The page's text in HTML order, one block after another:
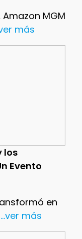
MGM
más
los
Evento
en
...ver más